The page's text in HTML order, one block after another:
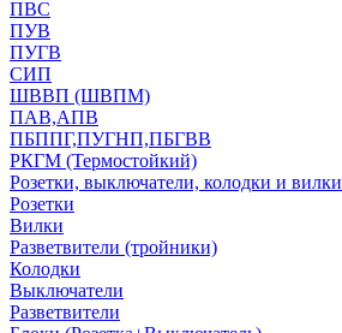
ПВС
ПУВ
ПУГВ
СИП
ШВВП (ШВПМ)
ПАВ,АПВ
ПБППГ,ПУГНП,ПБГВВ
РКГМ (Термостойкий)
Розетки, выключатели, колодки и вилки
Розетки
Вилки
Разветвители (тройники)
Колодки
Выключатели
Разветвители